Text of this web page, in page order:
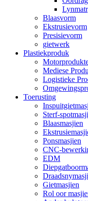
Blaasvorm
Ekstrusievorm
Presisievorm
gietwerk
Plastiekproduk
Mediese
Logistieke
Toerusting
Sterf-
Blaasmasjien
Ponsmasjien
CNC-
EDM
Gietmasjien
Rol oor